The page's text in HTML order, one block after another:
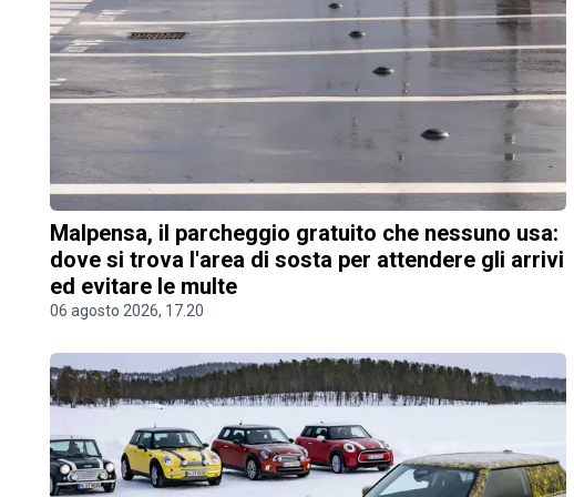
Malpensa, il parcheggio gratuito che nessuno usa:
dove si trova l'area di sosta per attendere gli arrivi
ed evitare le multe
06 agosto 2026, 17.20